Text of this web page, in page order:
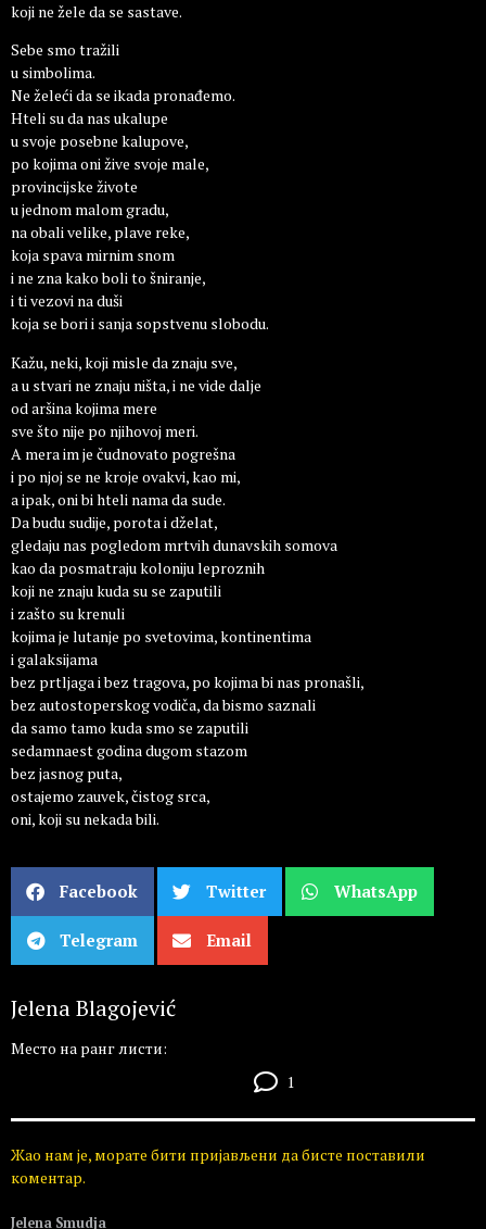
koji ne žele da se sastave.
Sebe smo tražili
u simbolima.
Ne želeći da se ikada pronađemo.
Hteli su da nas ukalupe
u svoje posebne kalupove,
po kojima oni žive svoje male,
provincijske živote
u jednom malom gradu,
na obali velike, plave reke,
koja spava mirnim snom
i ne zna kako boli to šniranje,
i ti vezovi na duši
koja se bori i sanja sopstvenu slobodu.
Kažu, neki, koji misle da znaju sve,
a u stvari ne znaju ništa, i ne vide dalje
od aršina kojima mere
sve što nije po njihovoj meri.
A mera im je čudnovato pogrešna
i po njoj se ne kroje ovakvi, kao mi,
a ipak, oni bi hteli nama da sude.
Da budu sudije, porota i dželat,
gledaju nas pogledom mrtvih dunavskih somova
kao da posmatraju koloniju leproznih
koji ne znaju kuda su se zaputili
i zašto su krenuli
kojima je lutanje po svetovima, kontinentima
i galaksijama
bez prtljaga i bez tragova, po kojima bi nas pronašli,
bez autostoperskog vodiča, da bismo saznali
da samo tamo kuda smo se zaputili
sedamnaest godina dugom stazom
bez jasnog puta,
ostajemo zauvek, čistog srca,
oni, koji su nekada bili.
Facebook Twitter WhatsApp
Telegram Email
Jelena Blagojević
Место на ранг листи:
1
Жао нам је, морате бити пријављени да бисте поставили
коментар.
Jelena Smudja